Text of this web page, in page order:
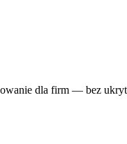
dla firm — bez